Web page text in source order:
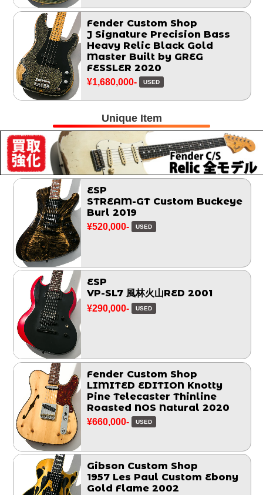
Fender Custom Shop
J Signature Precision Bass
Heavy Relic Black Gold
Master Built by GREG
FESSLER 2020
¥1,680,000- USED
Unique Item
ESP
STREAM-GT Custom Buckeye
Burl 2019
¥520,000- USED
ESP
VP-SL7 風林火山RED 2001
¥290,000- USED
Fender Custom Shop
LIMITED EDITION Knotty
Pine Telecaster Thinline
Roasted NOS Natural 2020
¥660,000- USED
Gibson Custom Shop
1957 Les Paul Custom Ebony
Gold Flame 2002